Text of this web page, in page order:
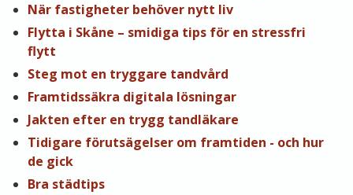
När fastigheter behöver nytt liv
Flytta i Skåne – smidiga tips för en stressfri
flytt
Steg mot en tryggare tandvård
Framtidssäkra digitala lösningar
Jakten efter en trygg tandläkare
Tidigare förutsägelser om framtiden - och hur
de gick
Bra städtips